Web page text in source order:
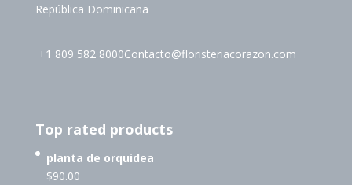
República Dominicana
+1 809 582 8000Contacto@floristeriacorazon.com
Top rated products
planta de orquidea
$90.00